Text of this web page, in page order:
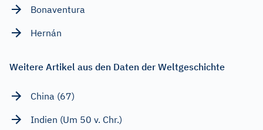
Bonaventura
Hernán
Weitere Artikel aus den Daten der Weltgeschichte
China (67)
Indien (Um 50 v. Chr.)